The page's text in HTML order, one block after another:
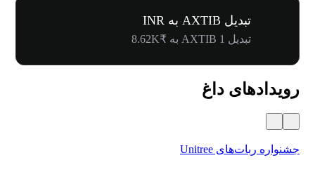
تبدیل AXTIB به INR
تبدیل 1 AXTIB به ₹8.62K
رویدادهای داغ
جشنواره ربات‌های Unitree